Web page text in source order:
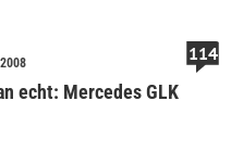
echt: Mercedes GLK
114